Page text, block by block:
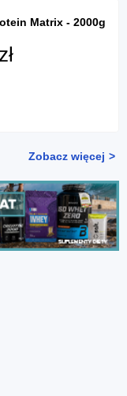
Matrix - 2000g
Zobacz więcej